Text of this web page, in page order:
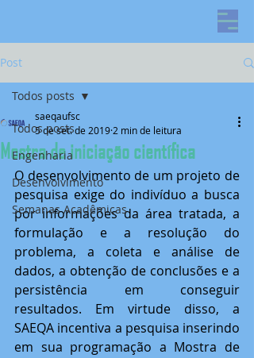
Post
Todos posts
Engenharia
Desenvolvimento
Semanas Acadêmicas
Todos posts
Mostra de iniciação científica
saeqaufsc
5 de set. de 2019 2 min de leitura
O desenvolvimento de um projeto de
pesquisa exige do indivíduo a busca
por informações da área tratada, a
formulação e a resolução do
problema, a coleta e análise de
dados, a obtenção de conclusões e a
persistência em conseguir
resultados. Em virtude disso, a
SAEQA incentiva a pesquisa inserindo
em sua programação a Mostra de